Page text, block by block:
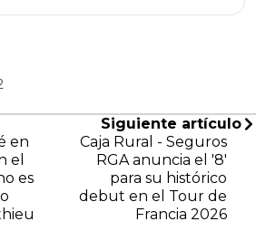
en
el
es
Siguiente artículo
Caja Rural - Seguros
RGA anuncia el '8'
para su histórico
debut en el Tour de
Francia 2026